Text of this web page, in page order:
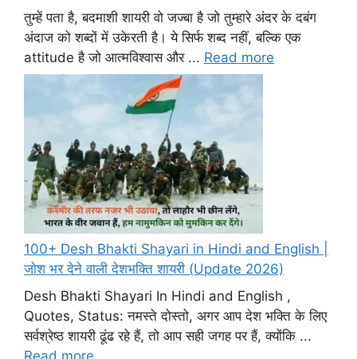
तुम्हें पता है, बदमाशी शायरी वो जज्बा है जो तुम्हारे अंदर के दबंग
अंदाज को शब्दों में उकेरती है। ये सिर्फ शब्द नहीं, बल्कि एक
attitude है जो आत्मविश्वास और ... Read more
100+ Desh Bhakti Shayari in Hindi and English |
जोश भर देने वाली देशभक्ति शायरी (Update 2026)
Desh Bhakti Shayari In Hindi and English ,
Quotes, Status: नमस्ते दोस्तो, अगर आप देश भक्ति के लिए
सर्वश्रेष्ठ शायरी ढूंढ रहे हैं, तो आप सही जगह पर हैं, क्योंकि ...
Read more